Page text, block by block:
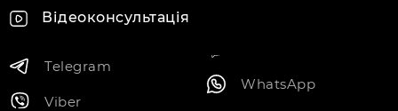
Відеоконсультація
Telegram
Viber
WhatsApp